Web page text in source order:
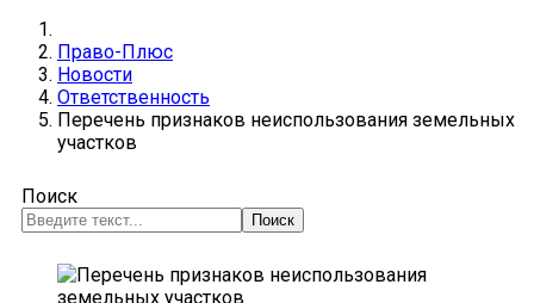
Право-Плюс
Новости
Ответственность
Перечень признаков неиспользования земельных
участков
Поиск
Поиск